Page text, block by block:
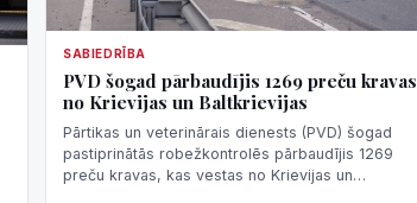
SABIEDRĪBA
PVD šogad pārbaudījis 1269 preču kravas
no Krievijas un Baltkrievijas
Pārtikas un veterinārais dienests (PVD) šogad
pastiprinātās robežkontrolēs pārbaudījis 1269
preču kravas, kas vestas no Krievijas un